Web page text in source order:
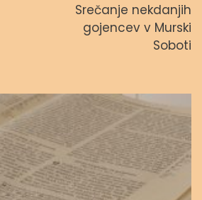
Srečanje nekdanjih
gojencev v Murski
Soboti